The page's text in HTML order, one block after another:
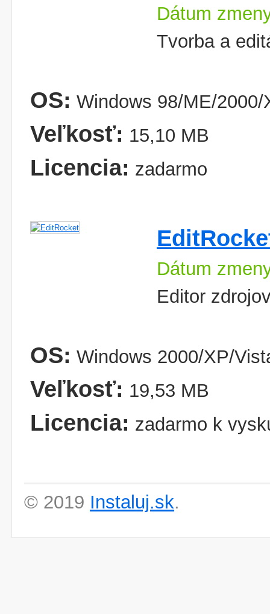
Dátum
Tvorba a
OS: Windows 98/ME/2000/
Veľkosť: 15,10 MB
Licencia: zadarmo
Dátum
Editor
OS: Windows 2000/XP/
Veľkosť: 19,53 MB
Licencia: zadarmo k
© 2019 Instaluj.sk.